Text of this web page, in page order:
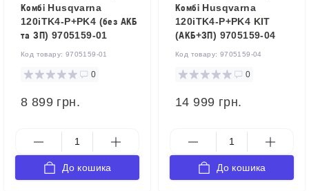
Комбі Husqvarna
120iTK4-P+PK4 (без АКБ
та ЗП) 9705159-01
Код товару: 9705159-01
0
8 899 грн.
До кошика
Комбі Husqvarna
120iTK4-P+PK4 KIT
(АКБ+ЗП) 9705159-04
Код товару: 9705159-04
0
14 999 грн.
До кошика